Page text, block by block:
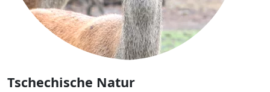
Tschechische Natur